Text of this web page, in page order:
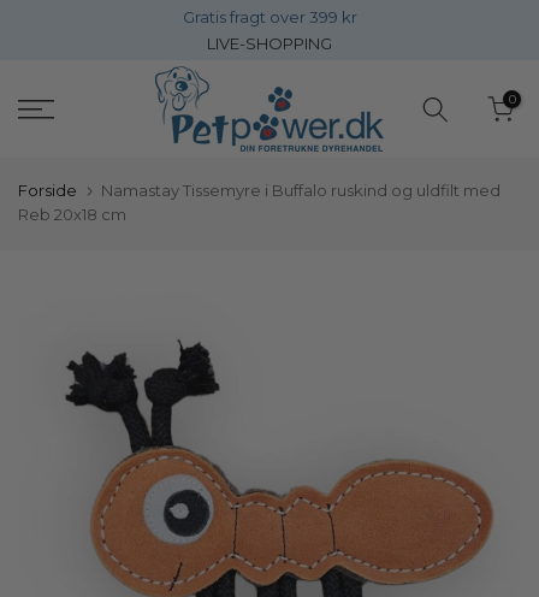
inholdet
Gratis fragt over 399 kr
LIVE-SHOPPING
0
Forside
Namastay Tissemyre i Buffalo ruskind og uldfilt med
Reb 20x18 cm